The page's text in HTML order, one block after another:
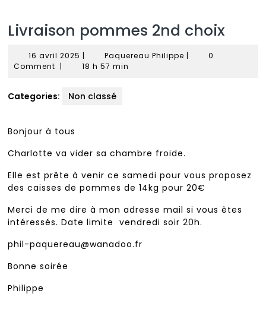
Livraison pommes 2nd choix
16 avril 2025 16
avril
| Paquereau Philippe Paquereau
|
0
Comment | 18 h 57 min
Categories: Non classé
Bonjour à tous
Charlotte va vider sa chambre froide.
Elle est prête à venir ce samedi pour vous proposez
des caisses de pommes de 14kg pour 20€
Merci de me dire à mon adresse mail si vous êtes
intéressés. Date limite vendredi soir 20h.
phil-paquereau@wanadoo.fr
Bonne soirée
Philippe